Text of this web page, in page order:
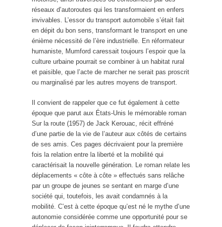
réseaux d’autoroutes qui les transformaient en enfers
invivables. L’essor du transport automobile s’était fait
en dépit du bon sens, transformant le transport en une
énième nécessité de l’ère industrielle. En réformateur
humaniste, Mumford caressait toujours l’espoir que la
culture urbaine pourrait se combiner à un habitat rural
et paisible, que l’acte de marcher ne serait pas proscrit
ou marginalisé par les autres moyens de transport.
Il convient de rappeler que ce fut également à cette
époque que parut aux États-Unis le mémorable roman
Sur la route (1957) de Jack Kerouac, récit effréné
d’une partie de la vie de l’auteur aux côtés de certains
de ses amis. Ces pages décrivaient pour la première
fois la relation entre la liberté et la mobilité qui
caractérisait la nouvelle génération. Le roman relate les
déplacements « côte à côte » effectués sans relâche
par un groupe de jeunes se sentant en marge d’une
société qui, toutefois, les avait condamnés à la
mobilité. C’est à cette époque qu’est né le mythe d’une
autonomie considérée comme une opportunité pour se